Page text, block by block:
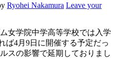
Ryohei Nakamura Leave your
女学院中学高等学校では入学
4月9日に開催する予定だっ
スの影響で延期しておりまし